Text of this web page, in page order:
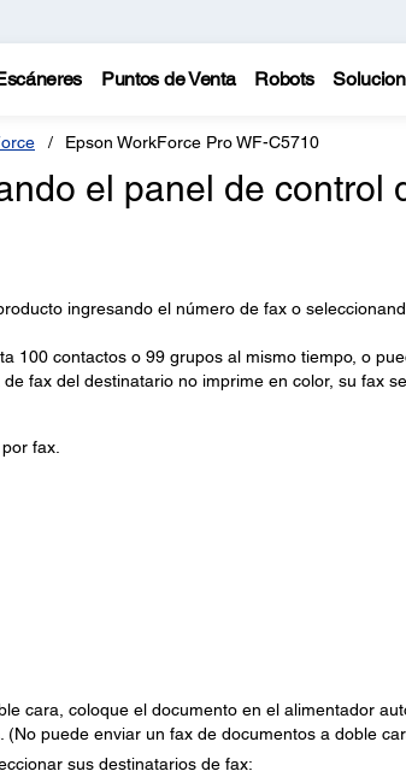
Puntos de Venta Robots
Epson WorkForce Pro WF-C5710
el panel de control
ingresando el número de fax o
100 contactos o 99 grupos al mismo tiempo, o
fax del destinatario no imprime en color, su fax
fax.
cara, coloque el documento en el alimentador
. (No puede enviar un fax de documentos a doble
sus destinatarios de fax: